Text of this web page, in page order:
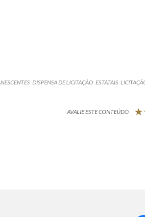
DISPENSA DE LICITAÇÃO ESTATAIS
AVALIE ESTE CONTEÚDO